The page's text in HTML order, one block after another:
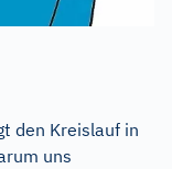
den Kreislauf in
uns